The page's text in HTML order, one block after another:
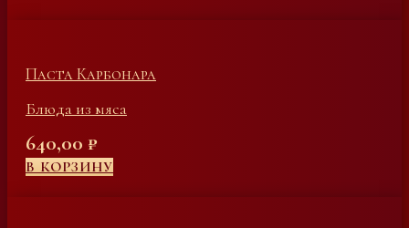
Паста Карбонара
Блюда из мяса
640,00 ₽
В КОРЗИНУ